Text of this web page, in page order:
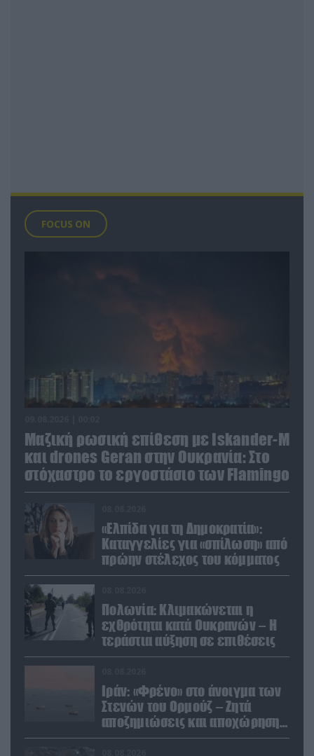
FOCUS ON
Μαζική ρωσική επίθεση με Iskander-M
και drones Geran στην Ουκρανία: Στο
στόχαστρο το εργοστάσιο των Flamingo
«Ελπίδα για τη Δημοκρατία»:
Καταγγελίες για «σπίλωση» από
πρώην στέλεχος του κόμματος
Πολωνία: Κλιμακώνεται η
εχθρότητα κατά Ουκρανών – Η
τεράστια αύξηση σε επιθέσεις
Ιράν: «Φρένο» στο άνοιγμα των
Στενών του Ορμούζ – Ζητά
αποζημιώσεις και αποχώρηση
των ΗΠΑ